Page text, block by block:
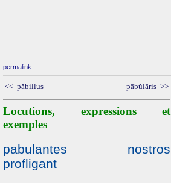
permalink
<< păbillus pābŭlāris >>
Locutions, expressions et
exemples
pabulantes nostros
profligant